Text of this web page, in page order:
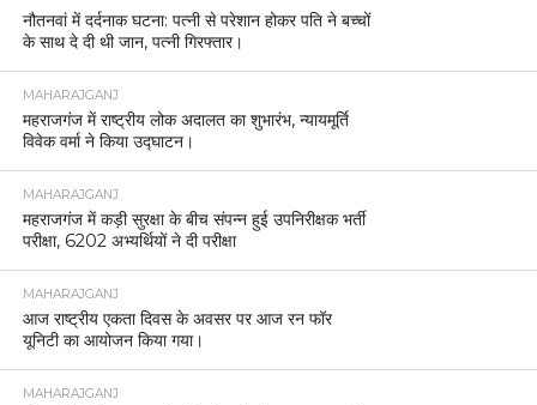
नौतनवां में दर्दनाक घटना: पत्नी से परेशान होकर पति ने बच्चों
के साथ दे दी थी जान, पत्नी गिरफ्तार।
MAHARAJGANJ
महराजगंज में राष्ट्रीय लोक अदालत का शुभारंभ, न्यायमूर्ति
विवेक वर्मा ने किया उद्घाटन।
MAHARAJGANJ
महराजगंज में कड़ी सुरक्षा के बीच संपन्न हुई उपनिरीक्षक भर्ती
परीक्षा, 6202 अभ्यर्थियों ने दी परीक्षा
MAHARAJGANJ
आज राष्ट्रीय एकता दिवस के अवसर पर आज रन फॉर
यूनिटी का आयोजन किया गया।
MAHARAJGANJ